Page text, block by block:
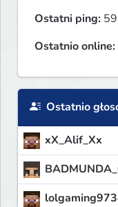
Ostatni ping:
Ostatnio online:
Ostatnio
xX_Alif_Xx